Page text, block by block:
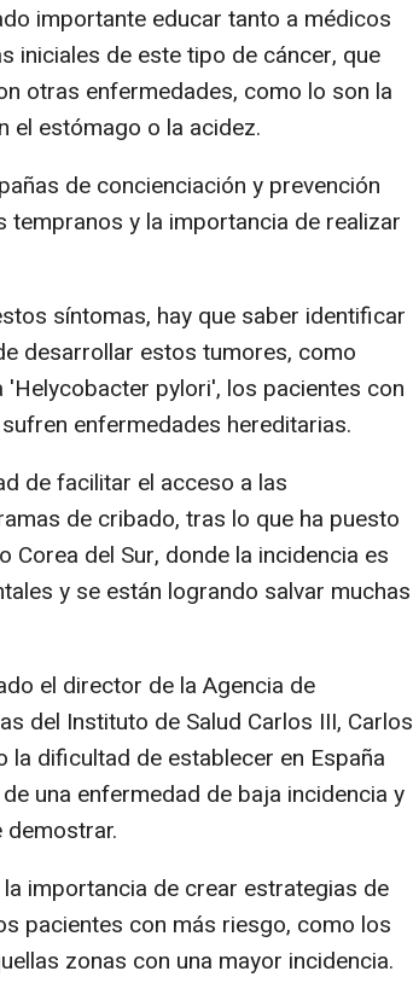
importante educar tanto a médicos
iniciales de este tipo de cáncer, que
otras enfermedades, como lo son la
el estómago o la acidez.
de concienciación y prevención
y la importancia de realizar
síntomas, hay que saber identificar
desarrollar estos tumores, como
pylori', los pacientes con
enfermedades hereditarias.
de facilitar el acceso a las
de cribado, tras lo que ha puesto
del Sur, donde la incidencia es
y se están logrando salvar muchas
el director de la Agencia de
del Instituto de Salud Carlos III, Carlos
la dificultad de establecer en España
una enfermedad de baja incidencia y
importancia de crear estrategias de
pacientes con más riesgo, como los
zonas con una mayor incidencia.